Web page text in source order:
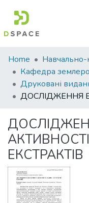
Communities
&
Collections
All of DSpace
Statistics
Home
ЕКСТРАКТІВ